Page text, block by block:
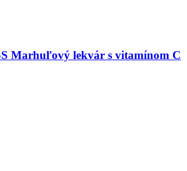
Marhuľový lekvár s vitamínom C